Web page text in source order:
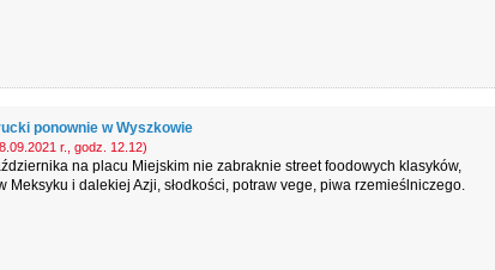
ponownie w Wyszkowie
r., godz. 12.12)
na placu Miejskim nie zabraknie street foodowych klasyków,
Meksyku i dalekiej Azji, słodkości, potraw vege, piwa rzemieślniczego.